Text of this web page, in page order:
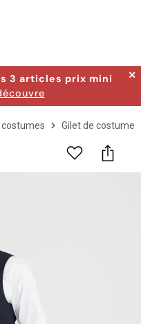
3 articles prix mini
✕
costumes Gilet de costume